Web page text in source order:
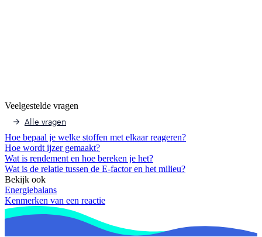
Veelgestelde vragen
Alle vragen
Hoe bepaal je welke stoffen met elkaar reageren?
Hoe wordt ijzer gemaakt?
Wat is rendement en hoe bereken je het?
Wat is de relatie tussen de E-factor en het milieu?
Bekijk ook
Energiebalans
Kenmerken van een reactie